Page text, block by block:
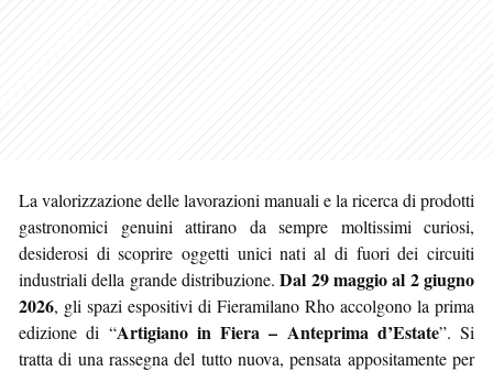
La valorizzazione delle lavorazioni manuali e la ricerca di prodotti
gastronomici genuini attirano da sempre moltissimi curiosi,
desiderosi di scoprire oggetti unici nati al di fuori dei circuiti
industriali della grande distribuzione.Dal 29 maggio al 2 giugno
2026, gli spazi espositivi di Fieramilano Rho accolgono la prima
edizione di “Artigiano in Fiera – Anteprima d’Estate”. Si
tratta di una rassegna del tutto nuova, pensata appositamente per